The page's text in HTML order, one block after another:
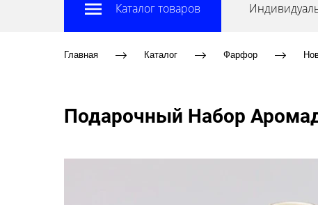
Каталог товаров
Главная Каталог Фарфор
Подарочный Набор